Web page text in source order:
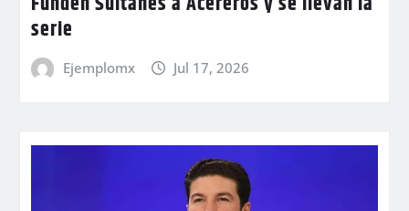
serie
Ejemplomx Jul 17, 2026